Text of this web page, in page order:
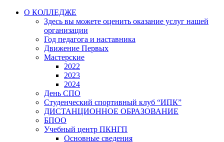
О КОЛЛЕДЖЕ
Здесь вы можете оценить оказание услуг нашей
организации
Год педагога и наставника
Движение Первых
Мастерские
2022
2023
2024
День СПО
Студенческий спортивный клуб “ИПК”
ДИСТАНЦИОННОЕ ОБРАЗОВАНИЕ
БПОО
Учебный центр ПКНГП
Основные сведения